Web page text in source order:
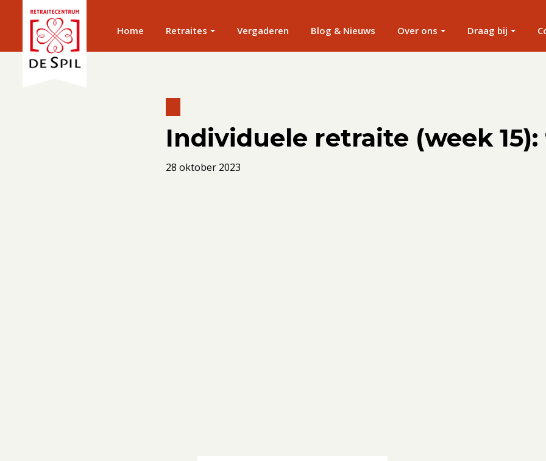
Home Retraites Vergaderen Blog & Nieuws Over ons Draag bij
Individuele retraite (week
28 oktober 2023